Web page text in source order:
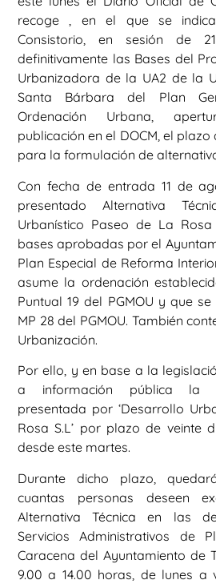
recoge , en el que se
Consistorio, en sesión de
definitivamente las Bases del
Urbanizadora de la UA2 de la
Santa Bárbara del Plan
Ordenación Urbana,
publicación en el DOCM, el
para la formulación de
Con fecha de entrada 11 de
presentado Alternativa
Urbanístico Paseo de La
bases aprobadas por el
Plan Especial de Reforma
asume la ordenación
Puntual 19 del PGMOU y que
MP 28 del PGMOU. También
Urbanización.
Por ello, y en base a la
a información pública la
presentada por ‘Desarrollo
Rosa S.L’ por plazo de veinte
desde este martes.
Durante dicho plazo,
cuantas personas deseen
Alternativa Técnica en las
Servicios Administrativos de
Caracena del Ayuntamiento de
9.00 a 14.00 horas, de lunes a